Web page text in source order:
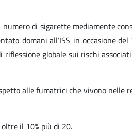
di sigarette mediamente
domani all’ISS in occasione
riflessione globale sui rischi
alle fumatrici che vivono nelle
il 10% più di 20.